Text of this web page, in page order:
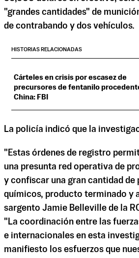
"grandes cantidades" de
de contrabando y dos vehículos.
HISTORIAS RELACIONADAS
Cárteles en crisis por escasez de
precursores de fentanilo
China: FBI
La policía indicó que la
"Estas órdenes de registro
una presunta red operativa de
y confiscar una gran cantidad de
químicos, producto terminado y
sargento Jamie Belleville de la
"La coordinación entre las
e internacionales en esta
manifiesto los esfuerzos que